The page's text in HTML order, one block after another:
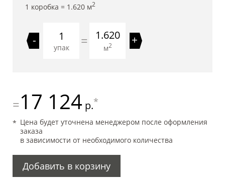
1 коробка = 1.620 м2
-
упак = 1.620
м2 +
=17 124 р.*
Цена будет уточнена менеджером после оформления
заказа
в зависимости от необходимого количества
Добавить в корзину